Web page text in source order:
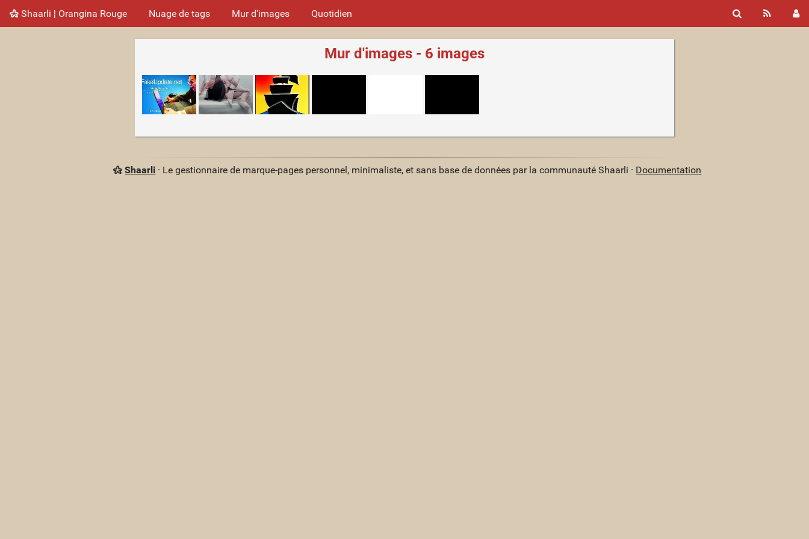
Shaarli ¦ Orangina Rouge Nuage de tags Mur d'images Quotidien
Mur d'images - 6 images
Shaarli · Le gestionnaire de marque-pages personnel, minimaliste, et sans base de données par la communauté Shaarli · Documentation